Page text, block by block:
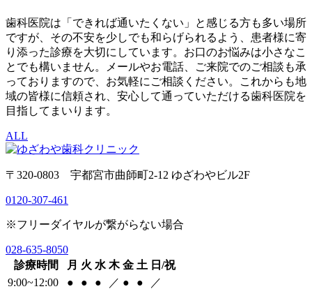
歯科医院は「できれば通いたくない」と感じる方も多い場所
ですが、その不安を少しでも和らげられるよう、患者様に寄
り添った診療を大切にしています。お口のお悩みは小さなこ
とでも構いません。メールやお電話、ご来院でのご相談も承
っておりますので、お気軽にご相談ください。これからも地
域の皆様に信頼され、安心して通っていただける歯科医院を
目指してまいります。
ALL
〒320-0803 宇都宮市曲師町2-12 ゆざわやビル2F
0120-307-461
※フリーダイヤルが繋がらない場合
028-635-8050
診療時間
月 火 水 木 金 土 日/祝
9:00~12:00
● ● ● ／ ● ●
／